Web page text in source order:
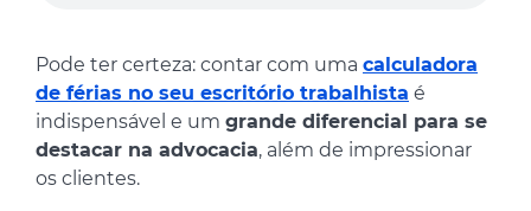
Pode ter certeza: contar com uma calculadora
de férias no seu escritório trabalhista é
indispensável e um grande diferencial para se
destacar na advocacia, além de impressionar
os clientes.